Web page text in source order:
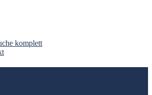
komplett